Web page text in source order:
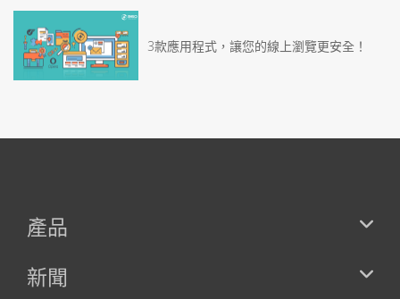
3款應用程式，讓您的線上瀏覽更安全！
產品
新聞